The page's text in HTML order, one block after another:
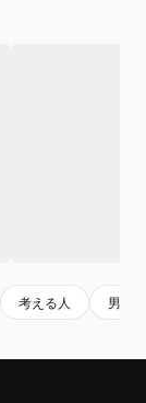
考える人 男の顔